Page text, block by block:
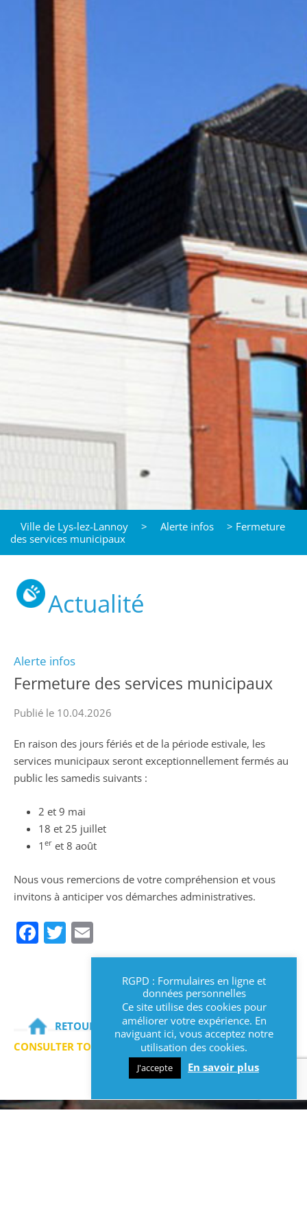
Ville de Lys-lez-Lannoy > Alerte infos > Fermeture
des services municipaux
Actualité
Alerte infos
Fermeture des services municipaux
Publié le 10.04.2026
En raison des jours fériés et de la période estivale, les
services municipaux seront exceptionnellement fermés au
public les samedis suivants :
2 et 9 mai
18 et 25 juillet
1 er et 8 août
Nous vous remercions de votre compréhension et vous
invitons à anticiper vos démarches administratives.
Facebook
Twitter
RETOURNER SUR LA PAGE D'ACCUEIL
CONSULTER TOUTES LES ACTUALITÉS
RGPD : Formulaires en ligne et
données personnelles
Ce site utilise des cookies pour
améliorer votre expérience. En
naviguant ici, vous acceptez notre
utilisation des cookies.
J'accepte En savoir plus